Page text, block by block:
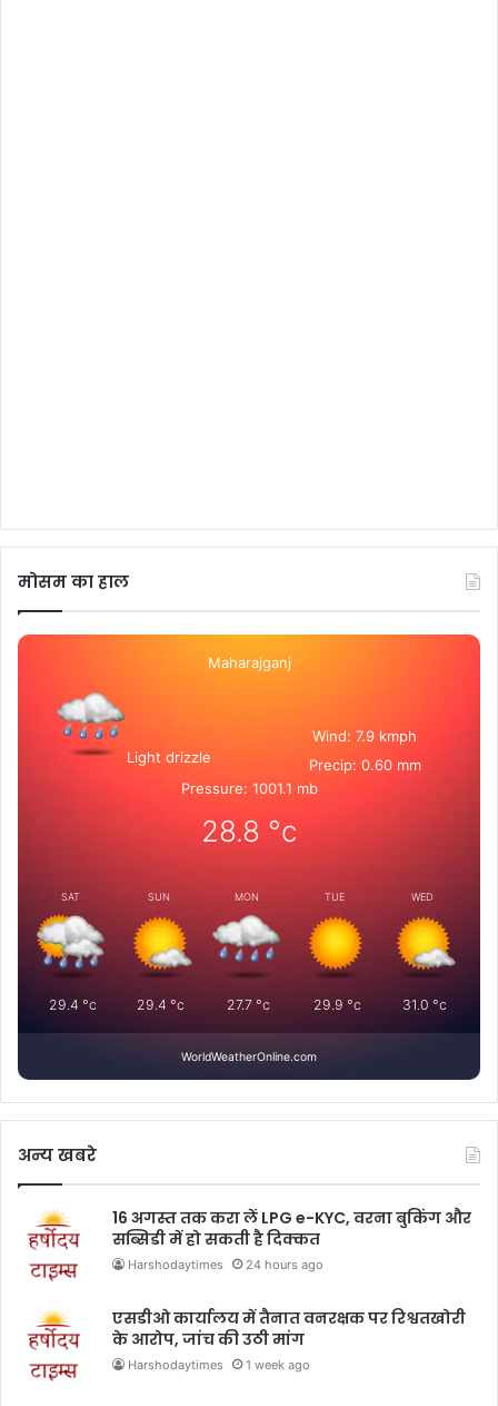
मोसम का हाल
Maharajganj
Light drizzle
Wind: 7.9 kmph
Precip: 0.60 mm
Pressure: 1001.1 mb
28.8 °c
SAT
29.4 °c
SUN
29.4 °c
MON
27.7 °c
TUE
29.9 °c
WED
31.0 °c
WorldWeatherOnline.com
अन्य खबरे
16 अगस्त तक करा लें LPG e-KYC, वरना बुकिंग और
सब्सिडी में हो सकती है दिक्कत
Harshodaytimes 24 hours ago
एसडीओ कार्यालय में तैनात वनरक्षक पर रिश्वतखोरी
के आरोप, जांच की उठी मांग
Harshodaytimes 1 week ago